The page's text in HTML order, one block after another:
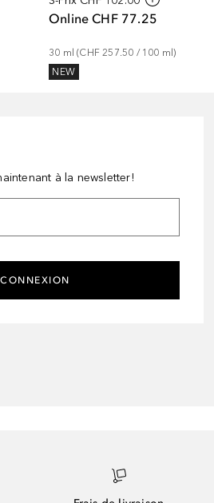
Online CHF 77.25
30 ml (CHF 257.50 / 100 ml)
NEW
à la newsletter!
CONNEXION